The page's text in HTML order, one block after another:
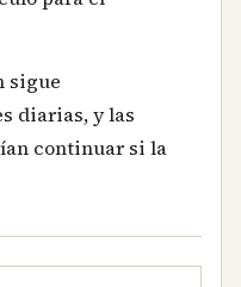
sigue
diarias, y las
continuar si la